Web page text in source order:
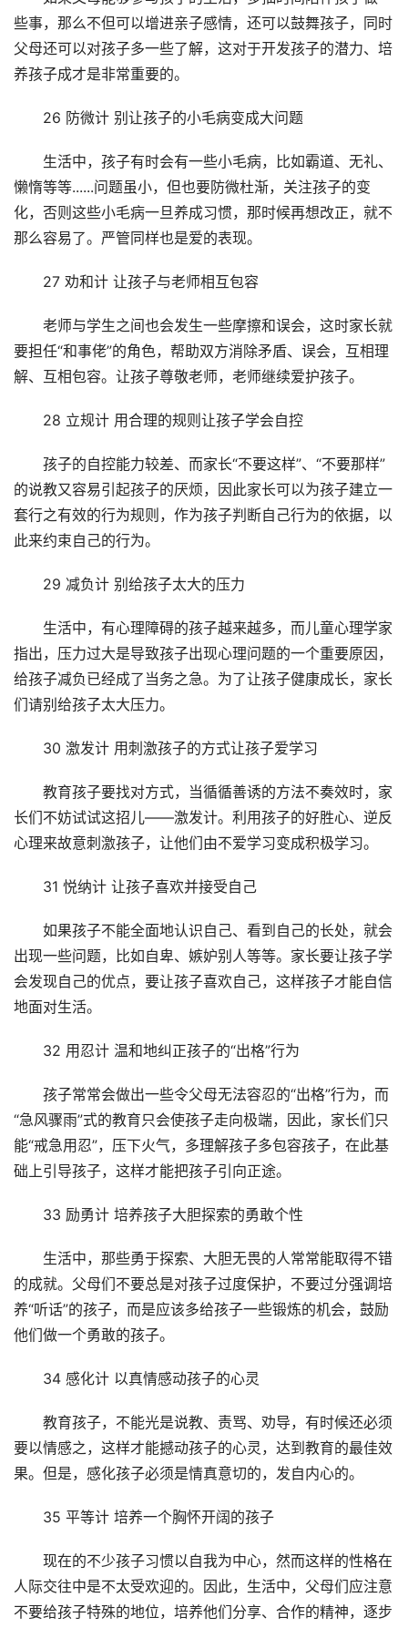
些事，那么不但可以增进亲子感情，还可以鼓舞孩子，同时
父母还可以对孩子多一些了解，这对于开发孩子的潜力、培
养孩子成才是非常重要的。
26 防微计 别让孩子的小毛病变成大问题
生活中，孩子有时会有一些小毛病，比如霸道、无礼、
懒惰等等......问题虽小，但也要防微杜渐，关注孩子的变
化，否则这些小毛病一旦养成习惯，那时候再想改正，就不
那么容易了。严管同样也是爱的表现。
27 劝和计 让孩子与老师相互包容
老师与学生之间也会发生一些摩擦和误会，这时家长就
要担任“和事佬”的角色，帮助双方消除矛盾、误会，互相理
解、互相包容。让孩子尊敬老师，老师继续爱护孩子。
28 立规计 用合理的规则让孩子学会自控
孩子的自控能力较差、而家长“不要这样”、“不要那样”
的说教又容易引起孩子的厌烦，因此家长可以为孩子建立一
套行之有效的行为规则，作为孩子判断自己行为的依据，以
此来约束自己的行为。
29 减负计 别给孩子太大的压力
生活中，有心理障碍的孩子越来越多，而儿童心理学家
指出，压力过大是导致孩子出现心理问题的一个重要原因，
给孩子减负已经成了当务之急。为了让孩子健康成长，家长
们请别给孩子太大压力。
30 激发计 用刺激孩子的方式让孩子爱学习
教育孩子要找对方式，当循循善诱的方法不奏效时，家
长们不妨试试这招儿——激发计。利用孩子的好胜心、逆反
心理来故意刺激孩子，让他们由不爱学习变成积极学习。
31 悦纳计 让孩子喜欢并接受自己
如果孩子不能全面地认识自己、看到自己的长处，就会
出现一些问题，比如自卑、嫉妒别人等等。家长要让孩子学
会发现自己的优点，要让孩子喜欢自己，这样孩子才能自信
地面对生活。
32 用忍计 温和地纠正孩子的“出格”行为
孩子常常会做出一些令父母无法容忍的“出格”行为，而
“急风骤雨”式的教育只会使孩子走向极端，因此，家长们只
能“戒急用忍”，压下火气，多理解孩子多包容孩子，在此基
础上引导孩子，这样才能把孩子引向正途。
33 励勇计 培养孩子大胆探索的勇敢个性
生活中，那些勇于探索、大胆无畏的人常常能取得不错
的成就。父母们不要总是对孩子过度保护，不要过分强调培
养“听话”的孩子，而是应该多给孩子一些锻炼的机会，鼓励
他们做一个勇敢的孩子。
34 感化计 以真情感动孩子的心灵
教育孩子，不能光是说教、责骂、劝导，有时候还必须
要以情感之，这样才能撼动孩子的心灵，达到教育的最佳效
果。但是，感化孩子必须是情真意切的，发自内心的。
35 平等计 培养一个胸怀开阔的孩子
现在的不少孩子习惯以自我为中心，然而这样的性格在
人际交往中是不太受欢迎的。因此，生活中，父母们应注意
不要给孩子特殊的地位，培养他们分享、合作的精神，逐步